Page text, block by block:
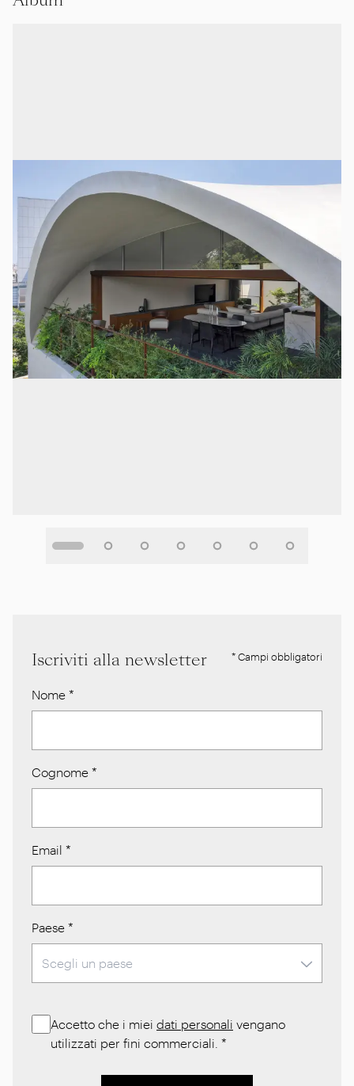
Iscriviti alla newsletter * Campi obbligatori
Nome *
Cognome *
Email *
Paese *
Accetto che i miei dati personali vengano
utilizzati per fini commerciali. *